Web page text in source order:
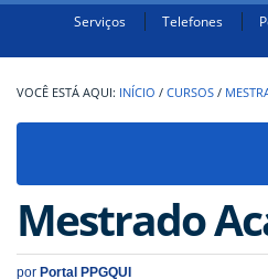
Serviços Telefones
INÍCIO / CURSOS /
Mestrado
por Portal PPGQUI